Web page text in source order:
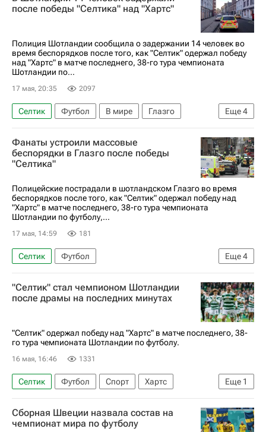
после победы "Селтика" над "Хартс"
Полиция Шотландии сообщила о задержании 14 человек во
время беспорядков после того, как "Селтик" одержал победу
над "Хартс" в матче последнего, 38-го тура чемпионата
Шотландии по...
17 мая, 20:35 2097
Еще4
Селтик Футбол В мире
Глазго
Шотландия
Шотландская премьер-лига
Лоуренс Шенкленд
Хартс
Фанаты устроили массовые
беспорядки в Глазго после победы
"Селтика"
Полицейские пострадали в шотландском Глазго во время
беспорядков после того, как "Селтик" одержал победу над
"Хартс" в матче последнего, 38-го тура чемпионата
Шотландии по футболу,...
17 мая, 14:59 181
Еще4
Селтик
Футбол
Шотландская премьер-лига
Хартс
Лоуренс Шенкленд
Спорт
"Селтик" стал чемпионом Шотландии
после драмы на последних минутах
"Селтик" одержал победу над "Хартс" в матче последнего, 38-
го тура чемпионата Шотландии по футболу.
16 мая, 16:46 1331
Еще 1
Селтик Футбол Спорт
Хартс
Шотландия
Сборная Швеции назвала состав на
чемпионат мира по футболу